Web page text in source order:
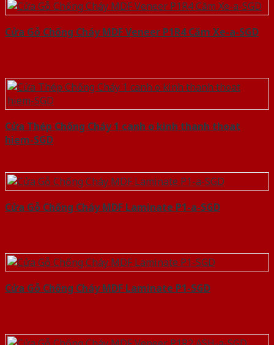
Cửa Gỗ Chống Cháy MDF Veneer P1R4 Căm Xe-a-SGD
Cửa Thép Chống Cháy 1 canh o kinh thanh thoat
hiem-SGD
Cửa Gỗ Chống Cháy MDF Laminate P1-a-SGD
Cửa Gỗ Chống Cháy MDF Laminate P1-SGD